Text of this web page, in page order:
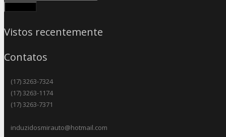
Vistos recentemente
Contatos
(17) 3263-7324
(17) 3263-1174
(17) 3263-7371
induzidosmirauto@hotmail.com